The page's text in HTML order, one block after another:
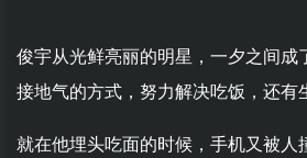
俊宇从光鲜亮丽的明星，一夕之间成
接地气的方式，努力解决吃饭，还有
就在他埋头吃面的时候，手机又被人